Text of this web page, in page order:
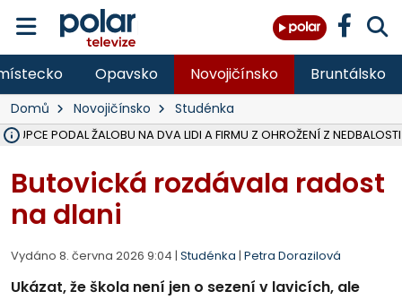
Opavsko Novojičínsko Bruntálsko
Domů Novojičínsko Studénka
PODAL ŽALOBU NA DVA LIDI A FIRMU Z OHROŽENÍ Z NEDBALOSTI
Butovická rozdávala radost
na dlani
Vydáno 8. června 2026 9:04 | Studénka | Petra Dorazilová
Ukázat, že škola není jen o sezení v lavicích, ale